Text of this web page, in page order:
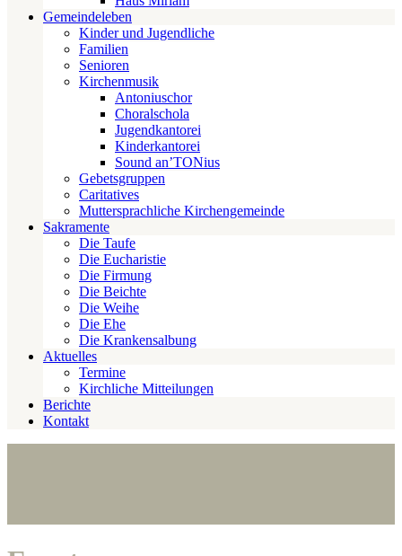
Gemeindeleben
Kinder und Jugendliche
Familien
Senioren
Kirchenmusik
Antoniuschor
Choralschola
Jugendkantorei
Kinderkantorei
Sound an’TONius
Gebetsgruppen
Caritatives
Muttersprachliche Kirchengemeinde
Sakramente
Die Taufe
Die Eucharistie
Die Firmung
Die Beichte
Die Weihe
Die Ehe
Die Krankensalbung
Aktuelles
Termine
Kirchliche Mitteilungen
Berichte
Kontakt